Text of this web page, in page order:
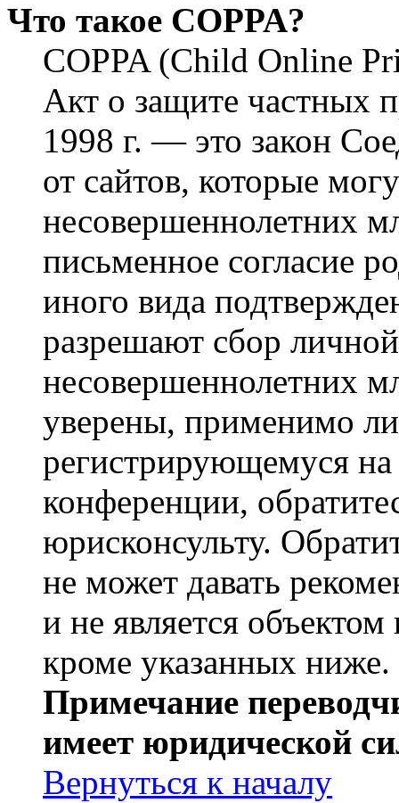
Что такое COPPA?
COPPA (Child Online
Акт о защите частных
1998 г. — это закон
от сайтов, которые
несовершеннолетних
письменное согласие
иного вида
разрешают сбор
несовершеннолетних
уверены, применимо
регистрирующемуся
конференции,
юрисконсульту.
не может давать
и не является
кроме указанных ниже.
Примечание
имеет юридической
Вернуться к началу